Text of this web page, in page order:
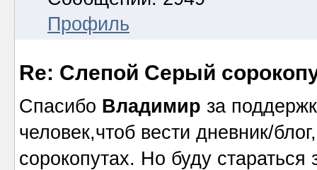
Профиль
Re: Слепой Серый
Спасибо Владимир за
человек,чтоб вести дневник/
сорокопутах. Но буду